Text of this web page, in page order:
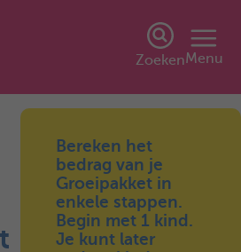
ZoekenMenu
Bereken het
bedrag van je
Groeipakket in
enkele stappen.
Begin met 1 kind.
Je kunt later